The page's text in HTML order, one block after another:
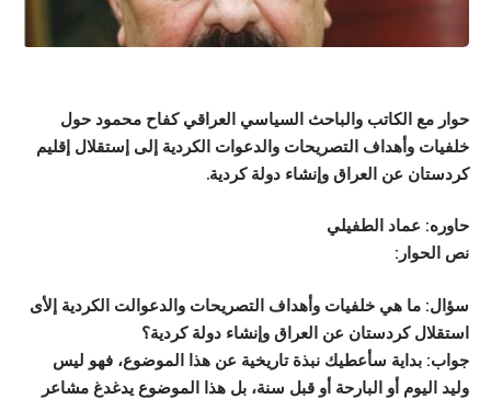
حوار مع الكاتب والباحث السياسي العراقي كفاح محمود حول
خلفيات وأهداف التصريحات والدعوات الكردية إلى إستقلال إقليم
كردستان عن العراق وإنشاء دولة كردية.
حاوره: عماد الطفيلي
نص الحوار :
سؤال: ما هي خلفيات وأهداف التصريحات والدعوالت الكردية إلأى
استقلال كردستان عن العراق وإنشاء دولة كردية؟
جواب: بداية سأعطيك نبذة تاريخية عن هذا الموضوع، فهو ليس
وليد اليوم أو البارحة أو قبل سنة، بل هذا الموضوع يدغدغ مشاعر